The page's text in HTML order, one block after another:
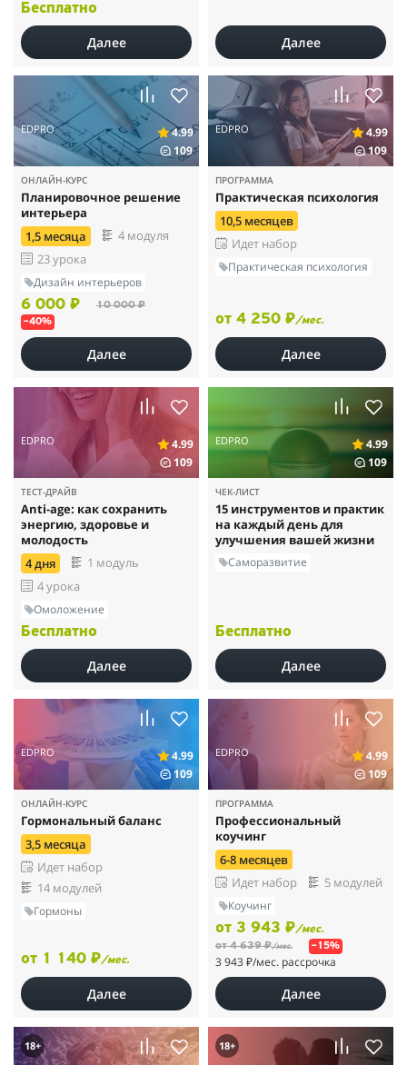
Бесплатно
Далее Далее
EDPRO
4.99
109
ОНЛАЙН-КУРС
Планировочное решение
интерьера
1,5 месяца
4 модуля
23 урока
Дизайн интерьеров
6 000 ₽ 10 000 ₽
–40%
Далее
EDPRO
4.99
109
ПРОГРАММА
Практическая психология
10,5 месяцев
Идет набор
Практическая психология
от 4 250 ₽/мес.
Далее
EDPRO
4.99
109
ТЕСТ-ДРАЙВ
Anti-age: как сохранить
энергию, здоровье и
молодость
4 дня
1 модуль
4 урока
Омоложение
Бесплатно
Далее
EDPRO
4.99
109
ЧЕК-ЛИСТ
15 инструментов и практик
на каждый день для
улучшения вашей жизни
Саморазвитие
Бесплатно
Далее
EDPRO
4.99
109
ОНЛАЙН-КУРС
Гормональный баланс
3,5 месяца
Идет набор
14 модулей
Гормоны
от 1 140 ₽/мес.
Далее
EDPRO
4.99
109
ПРОГРАММА
Профессиональный
коучинг
6-8 месяцев
Идет набор
5 модулей
Коучинг
от 3 943 ₽/мес.
от 4 639 ₽/мес. –15%
3 943 ₽/мес. рассрочка
Далее
18+ 18+